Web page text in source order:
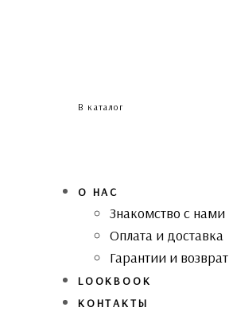
В каталог
О НАС
Знакомство с нами
Оплата и доставка
Гарантии и возврат
LOOKBOOK
КОНТАКТЫ